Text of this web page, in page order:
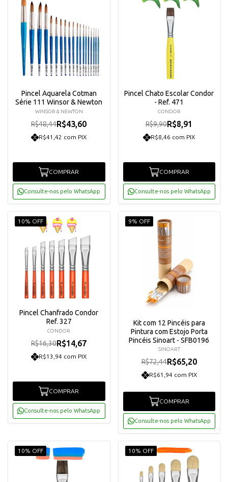
Pincel Aquarela Cotman
Série 111 Winsor & Newton
WINSOR & NEWTON
R$48,44R$43,60
R$41,42 com PIX
COMPRAR
Consulte-nos pelo WhatsApp
Pincel Chato Escolar Condor
- Ref. 471
CONDOR
R$9,90R$8,91
R$8,46 com PIX
COMPRAR
Consulte-nos pelo WhatsApp
10% OFF
Pincel Chanfrado Condor
Ref. 327
CONDOR
R$16,30R$14,67
R$13,94 com PIX
COMPRAR
Consulte-nos pelo WhatsApp
9% OFF
Kit com 12 Pincéis para
Pintura com Estojo Porta
Pincéis Sinoart - SFB0196
SINOART
R$72,44R$65,20
R$61,94 com PIX
COMPRAR
Consulte-nos pelo WhatsApp
10% OFF 10% OFF